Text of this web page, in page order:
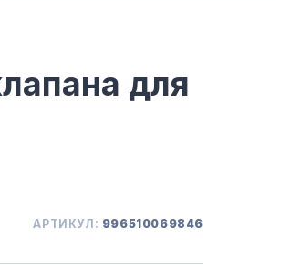
район - ВТ-
18-00
для
АРТИКУЛ: 996510069846